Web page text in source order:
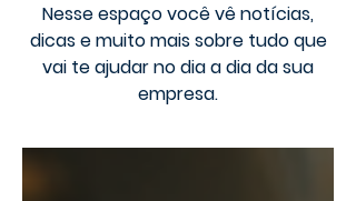
Nesse espaço você vê notícias,
dicas e muito mais sobre tudo que
vai te ajudar no dia a dia da sua
empresa.